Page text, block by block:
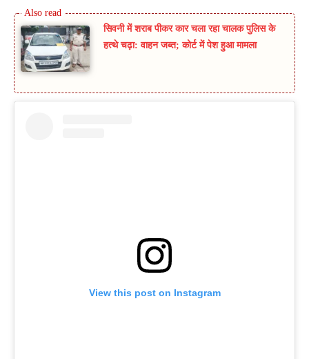
सिवनी में शराब पीकर कार चला रहा चालक पुलिस के
हत्थे चढ़ा: वाहन जब्त; कोर्ट में पेश हुआ मामला
View this post on Instagram